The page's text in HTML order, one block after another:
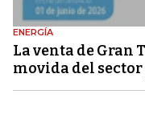
ENERGÍA
La venta de Gran
movida del